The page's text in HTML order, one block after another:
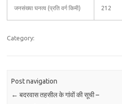
जनसंख्या घनत्व (प्रति वर्ग किमी) 212
Category:
Post navigation
← बदरवास तहसील के गांवों की सूची –